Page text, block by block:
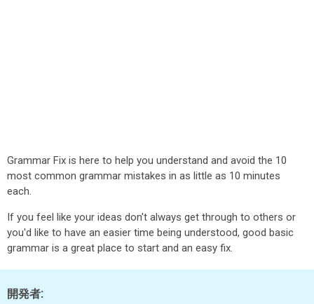
Grammar Fix is here to help you understand and avoid the 10
most common grammar mistakes in as little as 10 minutes
each.
If you feel like your ideas don't always get through to others or
you'd like to have an easier time being understood, good basic
grammar is a great place to start and an easy fix.
開発者: